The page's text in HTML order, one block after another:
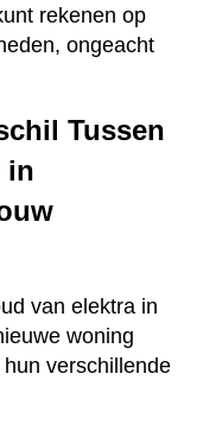
rekenen op
ongeacht
Tussen
in
van elektra in
woning
verschillende